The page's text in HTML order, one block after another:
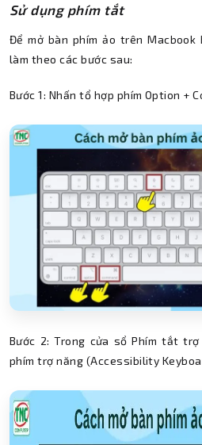
Sử dụng phím tắt
Để mở bàn phím ảo trên
làm theo các bước sau:
Bước 1: Nhấn tổ hợp phím Option +
Bước 2: Trong cửa sổ Phím tắt
phím trợ năng (Accessibility